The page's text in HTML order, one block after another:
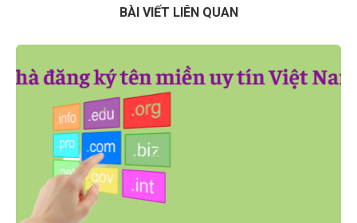
BÀI VIẾT LIÊN QUAN